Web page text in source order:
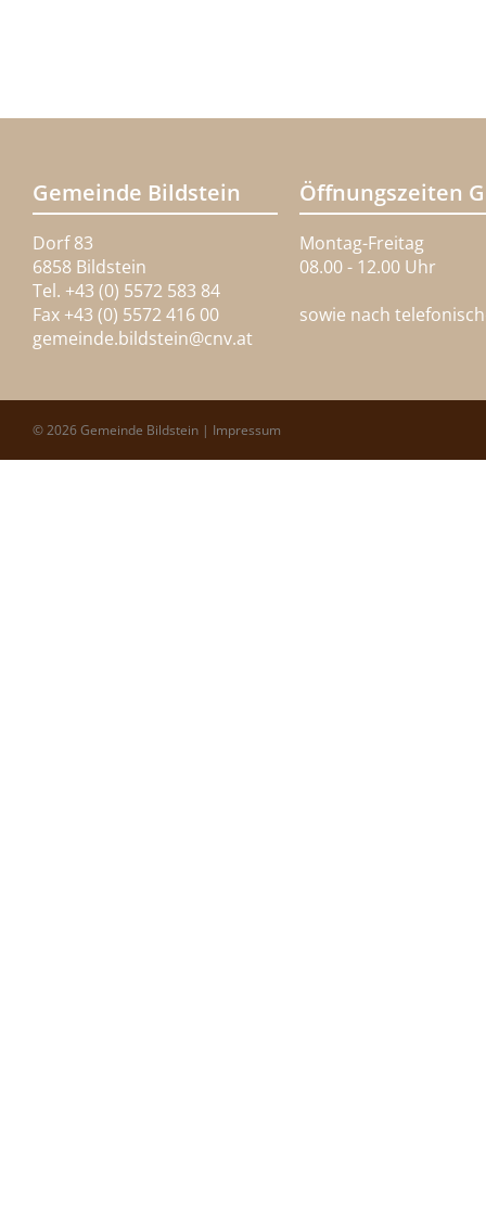
Gemeinde Bildstein
Dorf 83
6858 Bildstein
Tel. +43 (0) 5572 583 84
Fax +43 (0) 5572 416 00
gemeinde.bildstein@cnv.at
Öffnungszeiten
Montag-Freitag
08.00 - 12.00 Uhr
sowie nach
© 2026 Gemeinde Bildstein | Impressum